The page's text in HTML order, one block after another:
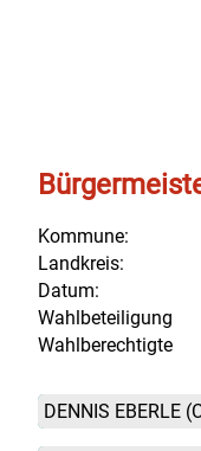
Kommune:
Landkreis:
Datum:
Wahlbeteiligung
Wahlberechtigte
DENNIS EBERLE